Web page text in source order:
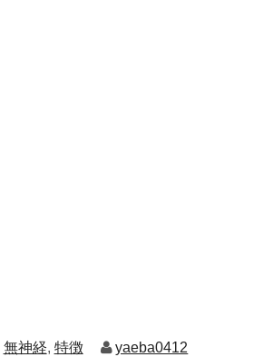
無神経, 特徴 yaeba0412